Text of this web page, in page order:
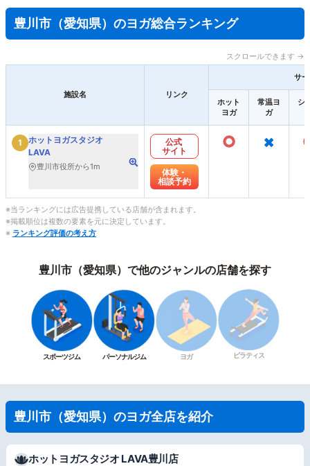
豊川市（愛知県）のヨガ総合ランキング
スクロールできます →
施設名 リンク
サ
ホット
ヨガ
常温ヨ
ガ
シ
1
ホットヨガスタジオ
LAVA
豊川市役所から1m
公式
サイト
体験・
相談予約
○ ×
※当ランキングには広告提携している店舗が含まれます。
※掲載順位は複数の要素を元に決定しています。
※ ランキング評価の考え方
豊川市（愛知県）で他のジャンルの店舗を探す
スポーツジム パーソナルジム ヨガ ピラティス
豊川市（愛知県）のヨガ全店を紹介
ホットヨガスタジオ LAVA豊川店